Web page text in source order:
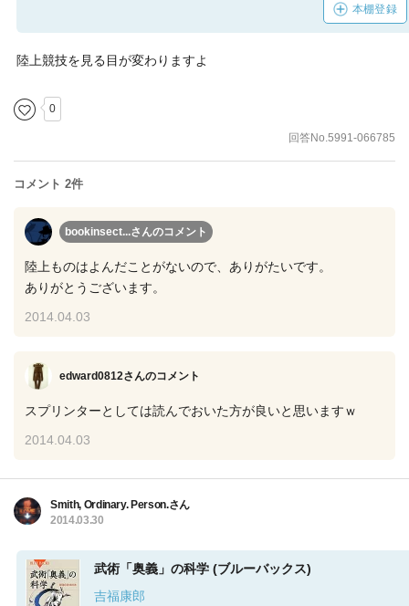
本棚登録
陸上競技を見る目が変わりますよ
0
回答No.5991-066785
コメント 2件
bookinsect...さんのコメント
陸上ものはよんだことがないので、ありがたいです。
ありがとうございます。
2014.04.03
edward0812さんのコメント
スプリンターとしては読んでおいた方が良いと思いますｗ
2014.04.03
Smith, Ordinary. Person.さん
2014.03.30
武術「奥義」の科学 (ブルーバックス)
吉福康郎